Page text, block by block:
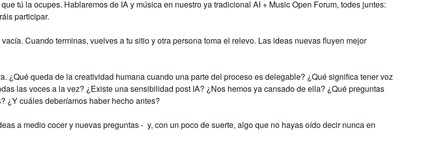
tú la ocupes. Hablaremos de IA y música en nuestro ya tradicional AI + Music Open Forum, todes juntes:
participar.
Cuando terminas, vuelves a tu sitio y otra persona toma el relevo. Las ideas nuevas fluyen mejor
¿Qué queda de la creatividad humana cuando una parte del proceso es delegable? ¿Qué significa tener voz
las voces a la vez? ¿Existe una sensibilidad post IA? ¿Nos hemos ya cansado de ella? ¿Qué preguntas
¿Y cuáles deberíamos haber hecho antes?
a medio cocer y nuevas preguntas - y, con un poco de suerte, algo que no hayas oído decir nunca en